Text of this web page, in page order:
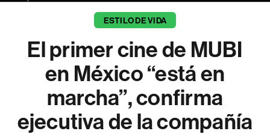
ESTILO DE VIDA
El primer cine de MUBI
en México “está en
marcha”, confirma
ejecutiva de la compañía